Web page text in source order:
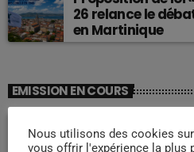
26 relance le
en Martinique
EMISSION EN COURS
Nous utilisons des cookies
vous offrir l'expérience la plus